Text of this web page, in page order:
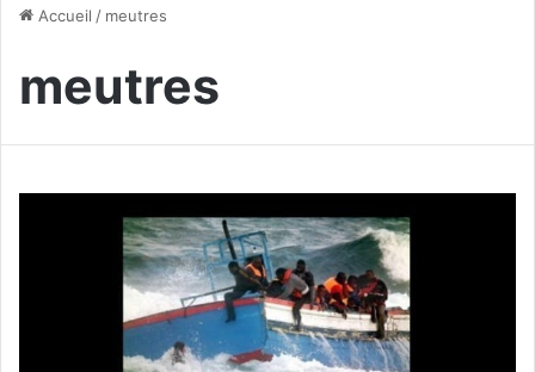
Accueil / meutres
meutres